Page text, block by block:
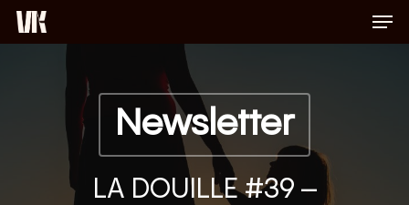
Skip
Newsletter
LA DOUILLE #39 –